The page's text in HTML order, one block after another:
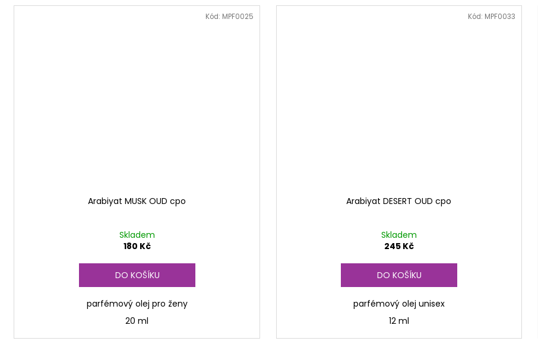
Arabiyat MUSK OUD cpo
Skladem
180 Kč
DO KOŠÍKU
parfémový olej pro ženy
20 ml
Kód: MPF0025
Arabiyat DESERT OUD cpo
Skladem
245 Kč
DO KOŠÍKU
parfémový olej unisex
12 ml
Kód: MPF0033